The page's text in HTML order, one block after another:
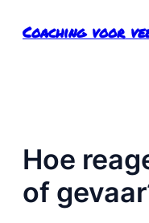
naarCoaching voor
Hoe
of